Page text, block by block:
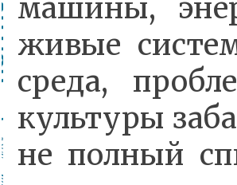
машины,
живые
среда,
культуры
не полный